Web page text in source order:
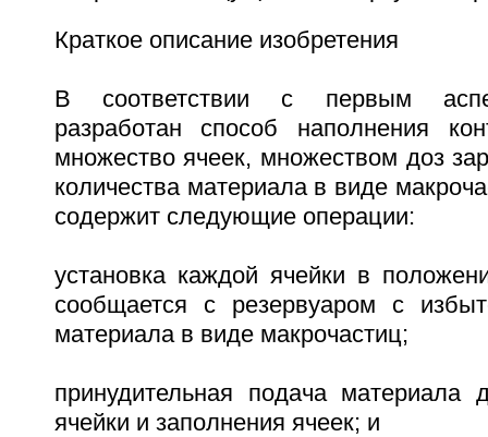
Краткое описание изобретения
В соответствии с первым
разработан способ наполнения
множество ячеек, множеством доз
количества материала в виде
содержит следующие операции:
установка каждой ячейки в
сообщается с резервуаром с
материала в виде макрочастиц;
принудительная подача материала
ячейки и заполнения ячеек; и